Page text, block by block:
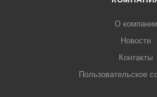
О компании
Новости
Контакты
Пользовательское